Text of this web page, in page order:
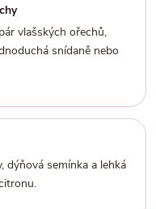
vlašských ořechů,
snídaně nebo
dýňová semínka a lehká